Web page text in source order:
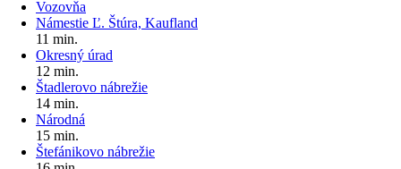
Vozovňa
Námestie Ľ. Štúra, Kaufland
11 min.
Okresný úrad
12 min.
Štadlerovo nábrežie
14 min.
Národná
15 min.
Štefánikovo nábrežie